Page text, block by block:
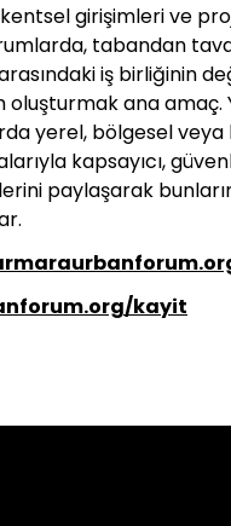
girişimleri ve
tabandan
iş birliğinin
oluşturmak ana
yerel, bölgesel
kapsayıcı,
paylaşarak
kayit